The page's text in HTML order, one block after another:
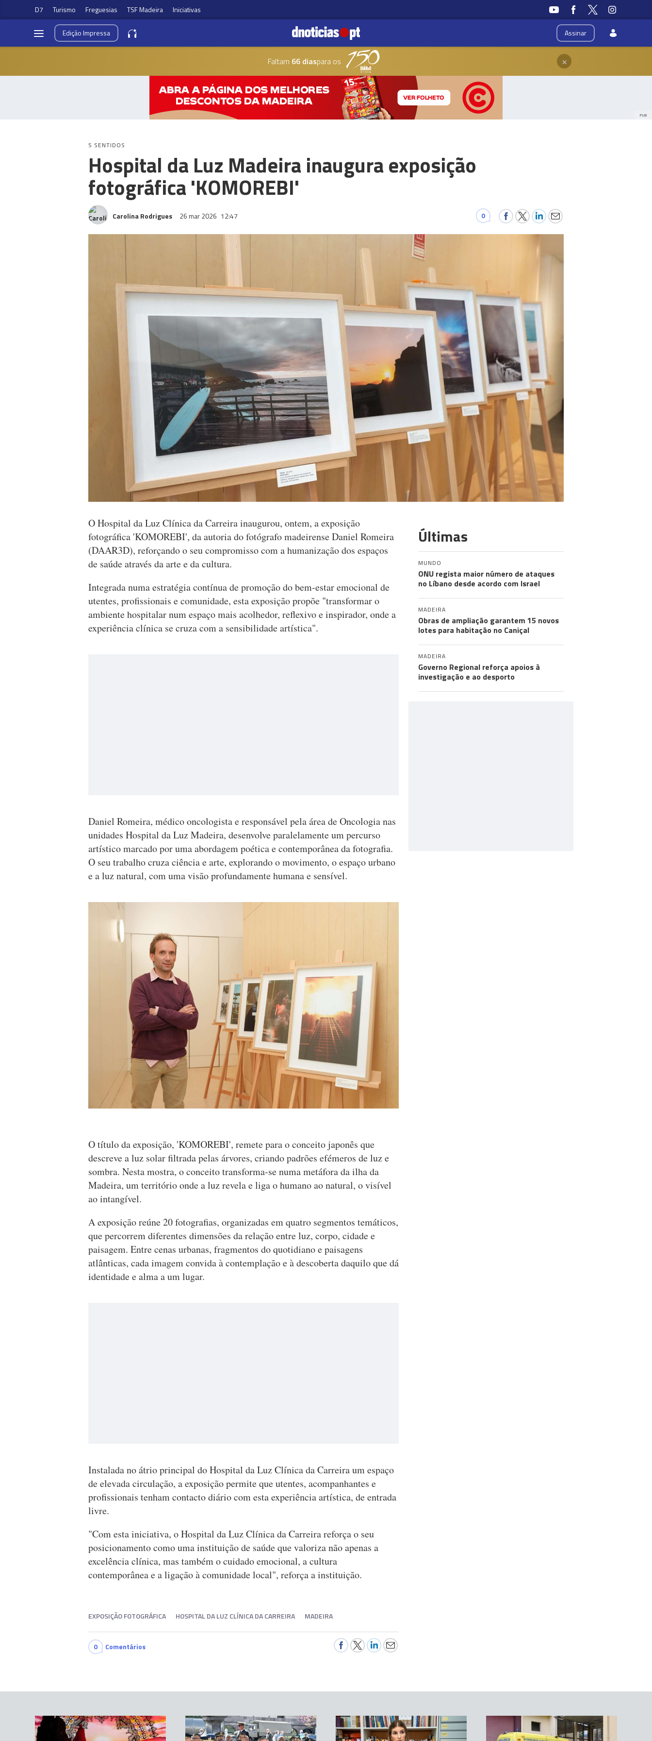
D7 Turismo Freguesias TSF Madeira Iniciativas
Assinar
EdiçãoImpressa
Faltam 66 diaspara os ×
PUB
5 SENTIDOS
Hospital da Luz Madeira inaugura exposição
fotográfica 'KOMOREBI'
Carolina Rodrigues 26 mar 2026 12:47 0
O Hospital da Luz Clínica da Carreira inaugurou, ontem, a exposição
fotográfica 'KOMOREBI', da autoria do fotógrafo madeirense Daniel Romeira
(DAAR3D), reforçando o seu compromisso com a humanização dos espaços
de saúde através da arte e da cultura.
Integrada numa estratégia contínua de promoção do bem-estar emocional de
utentes, profissionais e comunidade, esta exposição propõe "transformar o
ambiente hospitalar num espaço mais acolhedor, reflexivo e inspirador, onde a
experiência clínica se cruza com a sensibilidade artística".
Daniel Romeira, médico oncologista e responsável pela área de Oncologia nas
unidades Hospital da Luz Madeira, desenvolve paralelamente um percurso
artístico marcado por uma abordagem poética e contemporânea da fotografia.
O seu trabalho cruza ciência e arte, explorando o movimento, o espaço urbano
e a luz natural, com uma visão profundamente humana e sensível.
O título da exposição, 'KOMOREBI', remete para o conceito japonês que
descreve a luz solar filtrada pelas árvores, criando padrões efémeros de luz e
sombra. Nesta mostra, o conceito transforma-se numa metáfora da ilha da
Madeira, um território onde a luz revela e liga o humano ao natural, o visível
ao intangível.
A exposição reúne 20 fotografias, organizadas em quatro segmentos temáticos,
que percorrem diferentes dimensões da relação entre luz, corpo, cidade e
paisagem. Entre cenas urbanas, fragmentos do quotidiano e paisagens
atlânticas, cada imagem convida à contemplação e à descoberta daquilo que dá
identidade e alma a um lugar.
Instalada no átrio principal do Hospital da Luz Clínica da Carreira um espaço
de elevada circulação, a exposição permite que utentes, acompanhantes e
profissionais tenham contacto diário com esta experiência artística, de entrada
livre.
"Com esta iniciativa, o Hospital da Luz Clínica da Carreira reforça o seu
posicionamento como uma instituição de saúde que valoriza não apenas a
excelência clínica, mas também o cuidado emocional, a cultura
contemporânea e a ligação à comunidade local", reforça a instituição.
EXPOSIÇÃO FOTOGRÁFICA HOSPITAL DA LUZ CLÍNICA DA CARREIRA MADEIRA
0 Comentários
Últimas
MUNDO
ONU regista maior número de ataques
no Líbano desde acordo com Israel
MADEIRA
Obras de ampliação garantem 15 novos
lotes para habitação no Caniçal
MADEIRA
Governo Regional reforça apoios à
investigação e ao desporto